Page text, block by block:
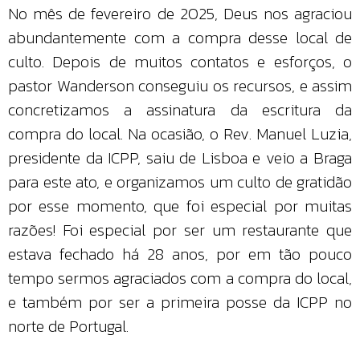
No mês de fevereiro de 2025, Deus nos agraciou
abundantemente com a compra desse local de
culto. Depois de muitos contatos e esforços, o
pastor Wanderson conseguiu os recursos, e assim
concretizamos a assinatura da escritura da
compra do local. Na ocasião, o Rev. Manuel Luzia,
presidente da ICPP, saiu de Lisboa e veio a Braga
para este ato, e organizamos um culto de gratidão
por esse momento, que foi especial por muitas
razões! Foi especial por ser um restaurante que
estava fechado há 28 anos, por em tão pouco
tempo sermos agraciados com a compra do local,
e também por ser a primeira posse da ICPP no
norte de Portugal.